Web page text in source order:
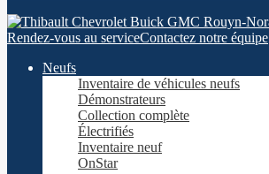
Rendez-vous au serviceContactez notre équipe
Neufs
Inventaire de véhicules neufs
Démonstrateurs
Collection complète
Électrifiés
Inventaire neuf
OnStar